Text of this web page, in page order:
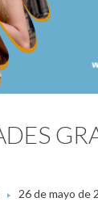
26 de mayo de